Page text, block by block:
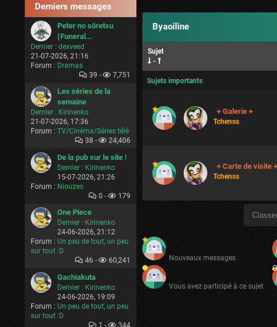
Derniers messages
Peter no sōretsu
(Funeral...
Dernier : dexveed
21-07-2026, 21:16
Forum : Dramas
39 -
7,751
Les séries de la
semaine
Dernier : Kirinenko
21-07-2026, 17:36
Forum : TV/Cinéma/Séries télé
38 -
24,406
De la pub sur le site !
Dernier : Kirinenko
15-07-2026, 21:26
Forum : Niouzes
0 -
179
One Piece
Dernier : Kirinenko
24-06-2026, 21:12
Forum : Un peu de tout, un peu
sur tout :D
46 -
60,241
Gachiakuta
Dernier : Kirinenko
24-06-2026, 19:09
Forum : Un peu de tout, un peu
sur tout :D
1 -
344
Byaoiline
Sujet
-
Sujets importants
+ Galerie +
Tchenss
+ Carte de visite +
Tchenss
Nouveaux messages
Vous avez participé à ce sujet